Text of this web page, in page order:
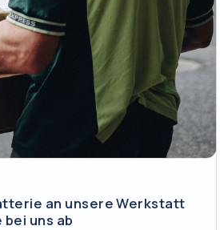
an unsere Werkstatt
uns ab